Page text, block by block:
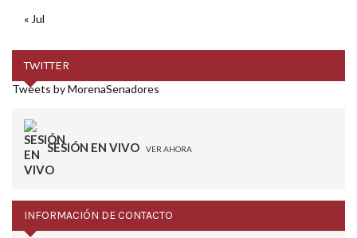
« Jul
TWITTER
Tweets by MorenaSenadores
SESIÓN EN VIVO VER AHORA
INFORMACIÓN DE CONTACTO